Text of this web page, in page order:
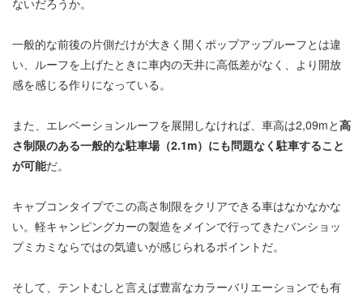
ないだろうか。
一般的な前後の片側だけが大きく開くポップアップルーフとは違
い、ルーフを上げたときに車内の天井に高低差がなく、より開放
感を感じる作りになっている。
また、エレベーションルーフを展開しなければ、車高は2,09mと高
さ制限のある一般的な駐車場（2.1m）にも問題なく駐車すること
が可能だ。
キャブコンタイプでこの高さ制限をクリアできる車はなかなかな
い。軽キャンピングカーの製造をメインで行ってきたバンショッ
プミカミならではの気遣いが感じられるポイントだ。
そして、テントむしと言えば豊富なカラーバリエーションでも有